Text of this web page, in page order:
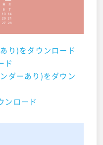
り)をダウンロード
ド
ダーあり)をダウン
ンロード